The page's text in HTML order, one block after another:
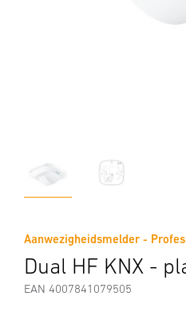
Aanwezigheidsmelder -
Dual HF KNX -
EAN 4007841079505